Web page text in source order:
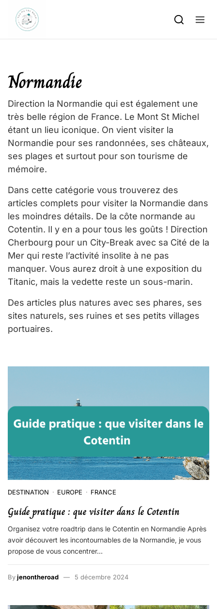
Skip to content
Normandie
Direction la Normandie qui est également une
très belle région de France. Le Mont St Michel
étant un lieu iconique. On vient visiter la
Normandie pour ses randonnées, ses châteaux,
ses plages et surtout pour son tourisme de
mémoire.
Dans cette catégorie vous trouverez des
articles complets pour visiter la Normandie dans
les moindres détails. De la côte normande au
Cotentin. Il y en a pour tous les goûts ! Direction
Cherbourg pour un City-Break avec sa Cité de la
Mer qui reste l’activité insolite à ne pas
manquer. Vous aurez droit à une exposition du
Titanic, mais la vedette reste un sous-marin.
Des articles plus natures avec ses phares, ses
sites naturels, ses ruines et ses petits villages
portuaires.
DESTINATION EUROPE FRANCE
Guide pratique : que visiter dans le Cotentin
Organisez votre roadtrip dans le Cotentin en Normandie Après
avoir découvert les incontournables de la Normandie, je vous
propose de vous concentrer…
Byjenontheroad 5 décembre 2024